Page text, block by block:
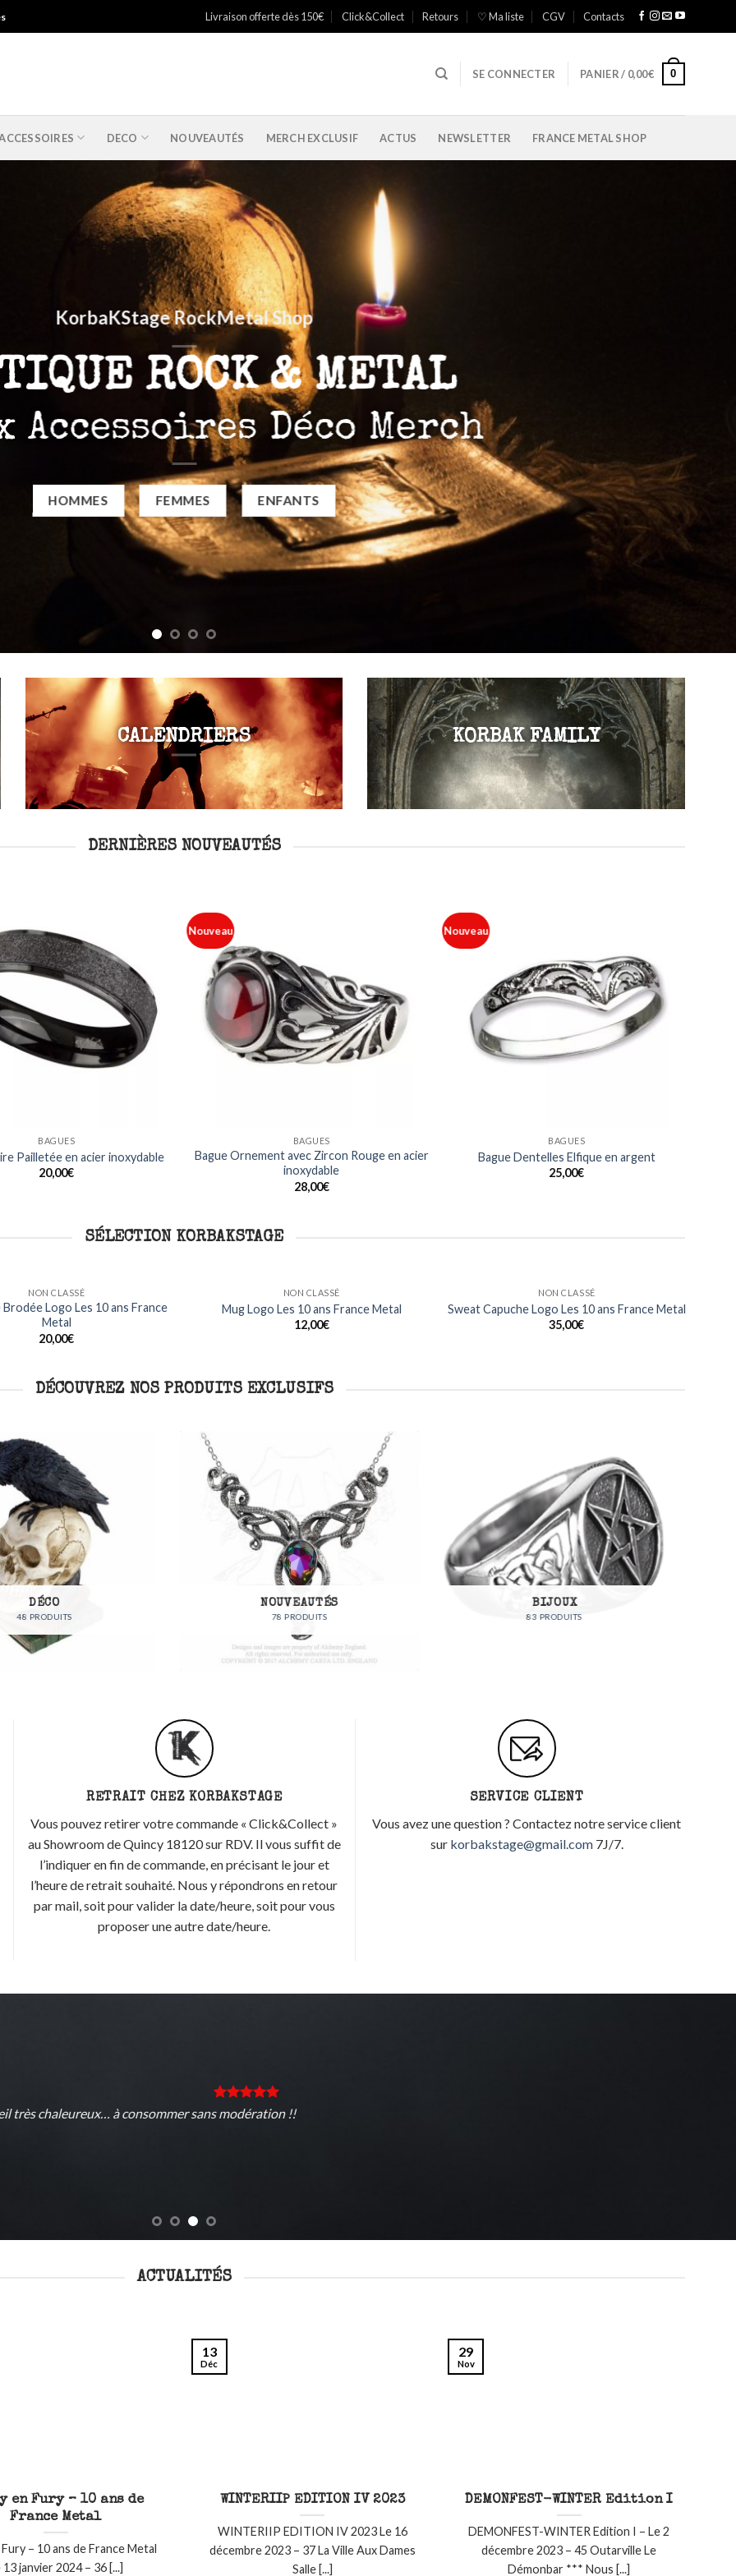
Livraison offerte dès 150€ Click&Collect Retours ♡ Ma liste CGV Contacts
SE CONNECTER PANIER / 0,00€ 0
DECO NOUVEAUTÉS MERCH EXCLUSIF ACTUS NEWSLETTER FRANCE METAL SHOP
KorbaKStage RockMetal Shop
ROCK & METAL
Accessoires Déco Merch
HOMMES FEMMES ENFANTS
CALENDRIERS KORBAK FAMILY
DERNIÈRES NOUVEAUTÉS
BAGUES
Pailletée en acier inoxydable
20,00€
Nouveau
BAGUES
Bague Ornement avec Zircon Rouge en acier
inoxydable
28,00€
Nouveau
BAGUES
Bague Dentelles Elfique en argent
25,00€
SÉLECTION KORBAKSTAGE
NON CLASSÉ
T Shirt Kermhit Logo
15,00
NON CLASSÉ
T Shirt Manches Longues Heart Of
Metalhead France Metal
HOMMES
T Shirt Heart Of Metalhead France Metal
15,00
DÉCOUVREZ NOS PRODUITS EXCLUSIFS
FEMMES
57 PRODUITS
NOUVEAUTÉS
78 PRODUITS
BIJOUX
83 PRODUITS
RETRAIT CHEZ KORBAKSTAGE
Vous pouvez retirer votre commande « Click&Collect »
au Showroom de Quincy 18120 sur RDV. Il vous suffit de
l’indiquer en fin de commande, en précisant le jour et
l’heure de retrait souhaité. Nous y répondrons en retour
par mail, soit pour valider la date/heure, soit pour vous
proposer une autre date/heure.
SERVICE CLIENT
Vous avez une question ? Contactez notre service client
sur korbakstage@gmail.com7J/7.
à consommer sans modération !!
ACTUALITÉS
en Fury – 10 ans de
France Metal
– 10 ans de France Metal
13 janvier 2024 – 36 [...]
WINTERIIP EDITION IV 2023
WINTERIIP EDITION IV 2023 Le 16
décembre 2023 – 37 La Ville Aux Dames
Salle [...]
13
Déc
DEMONFEST-WINTER Edition I
DEMONFEST-WINTER Edition I – Le 2
décembre 2023 – 45 Outarville Le
Démonbar *** Nous [...]
29
Nov